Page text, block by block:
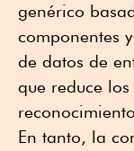
genérico
componentes
de datos de
que reduce
En tanto, la